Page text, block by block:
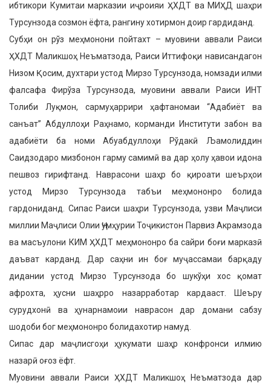
ибтикори Кумитаи марказии иҷроияи ҲХДТ ва МИҲД шаҳри
Турсунзода созмон ёфта, рангину хотирмон доир гардиданд.
Субҳи он рўз меҳмонони пойтахт – муовини аввали Раиси
ҲХДТ Маликшоҳ Неъматзода, Раиси Иттифоқи нависандагон
Низом Қосим, духтари устод Мирзо Турсунзода, номзади илми
фалсафа Фирўза Турсунзода, муовини аввали Раиси ИНТ
Толиби Луқмон, сармуҳаррири ҳафтаномаи “Адабиёт ва
санъат” Абдуллоҳи Раҳнамо, корманди Институти забон ва
адабиёти ба номи Абуабдуллоҳи Рўдакӣ Љамолиддин
Саидзодаро мизбонон гарму самимӣ ва дар ҳолу ҳавои идона
пешвоз гирифтанд. Наврасони шаҳр бо қироати шеърҳои
устод Мирзо Турсунзода табъи меҳмононро болида
гардониданд. Сипас Раиси шаҳри Турсунзода, узви Маҷлиси
миллии Маҷлиси Олии Ҷумҳурии Тоҷикистон Парвиз Акрамзода
ва масъулони КИМ ҲХДТ меҳмононро ба сайри боғи марказӣ
даъват карданд. Дар саҳни ин боғ муҷассамаи барқаду
дидании устод Мирзо Турсунзода бо шукўҳи хос қомат
афрохта, ҳусни шаҳрро назарработар кардааст. Шеъру
сурудхонӣ ва ҳунарнамоии наврасон дар домани сабзу
шодоби бог меҳмононро болидахотир намуд.
Сипас дар маҷлисгоҳи ҳукумати шаҳр конфронси илмию
назарӣ оғоз ёфт.
Муовини аввали Раиси ҲХДТ Маликшоҳ Неъматзода дар